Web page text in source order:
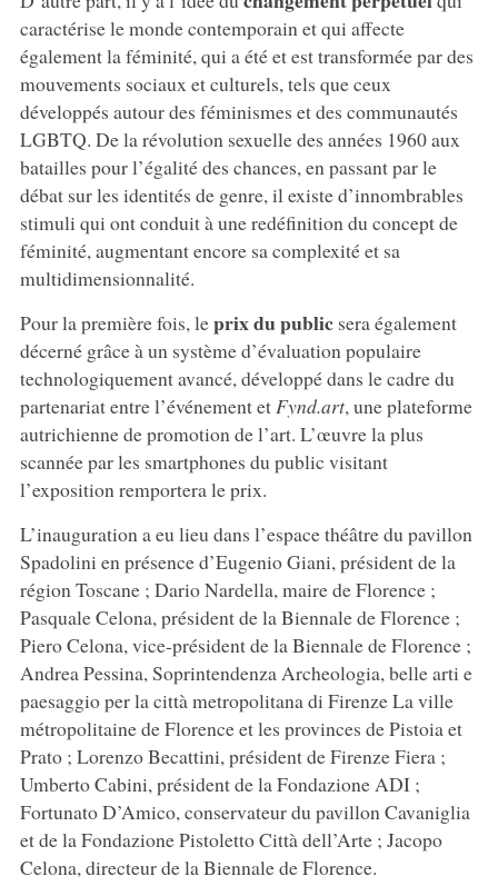
caractérise le monde contemporain et qui affecte
également la féminité, qui a été et est transformée par des
mouvements sociaux et culturels, tels que ceux
développés autour des féminismes et des communautés
LGBTQ. De la révolution sexuelle des années 1960 aux
batailles pour l’égalité des chances, en passant par le
débat sur les identités de genre, il existe d’innombrables
stimuli qui ont conduit à une redéfinition du concept de
féminité, augmentant encore sa complexité et sa
multidimensionnalité.
Pour la première fois, leprix du publicsera également
décerné grâce à un système d’évaluation populaire
technologiquement avancé, développé dans le cadre du
partenariat entre l’événement et Fynd.art, une plateforme
autrichienne de promotion de l’art. L’œuvre la plus
scannée par les smartphones du public visitant
l’exposition remportera le prix.
L’inauguration a eu lieu dans l’espace théâtre du pavillon
Spadolini en présence d’Eugenio Giani, président de la
région Toscane ; Dario Nardella, maire de Florence ;
Pasquale Celona, président de la Biennale de Florence ;
Piero Celona, vice-président de la Biennale de Florence ;
Andrea Pessina, Soprintendenza Archeologia, belle arti e
paesaggio per la città metropolitana di Firenze La ville
métropolitaine de Florence et les provinces de Pistoia et
Prato ; Lorenzo Becattini, président de Firenze Fiera ;
Umberto Cabini, président de la Fondazione ADI ;
Fortunato D’Amico, conservateur du pavillon Cavaniglia
et de la Fondazione Pistoletto Città dell’Arte ; Jacopo
Celona, directeur de la Biennale de Florence.